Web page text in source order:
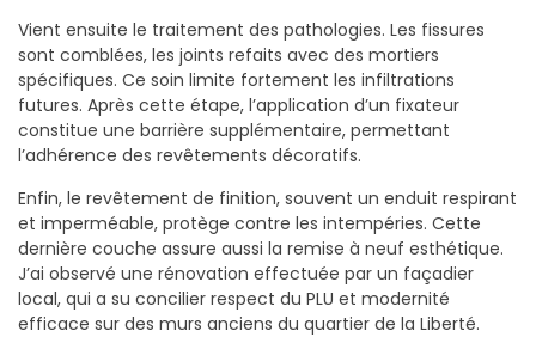
Vient ensuite le traitement des pathologies. Les fissures
sont comblées, les joints refaits avec des mortiers
spécifiques. Ce soin limite fortement les infiltrations
futures. Après cette étape, l’application d’un fixateur
constitue une barrière supplémentaire, permettant
l’adhérence des revêtements décoratifs.
Enfin, le revêtement de finition, souvent un enduit respirant
et imperméable, protège contre les intempéries. Cette
dernière couche assure aussi la remise à neuf esthétique.
J’ai observé une rénovation effectuée par un façadier
local, qui a su concilier respect du PLU et modernité
efficace sur des murs anciens du quartier de la Liberté.